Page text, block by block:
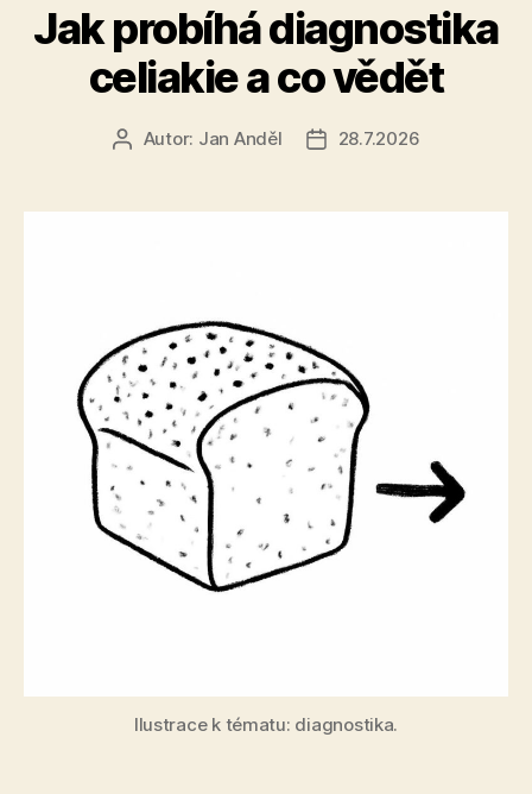
Jak probíhá diagnostika
celiakie a co vědět
AutorAutor: Jan Anděl
Datum
28.7.2026
Ilustrace k tématu: diagnostika.